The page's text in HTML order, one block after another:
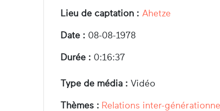
Lieu de captation : Ahetze
Date : 08-08-1978
Durée : 0:16:37
Type de média : Vidéo
Thèmes : Relations inter-